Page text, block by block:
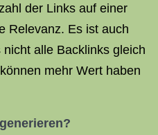
der Links auf einer
Relevanz. Es ist auch
alle Backlinks gleich
mehr Wert haben
?